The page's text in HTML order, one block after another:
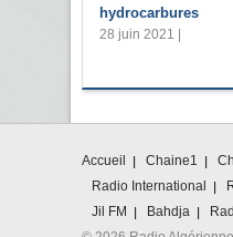
hydrocarbures
28 juin 2021 |
Accueil Chaine1
Radio International
Jil FM
Bahdja